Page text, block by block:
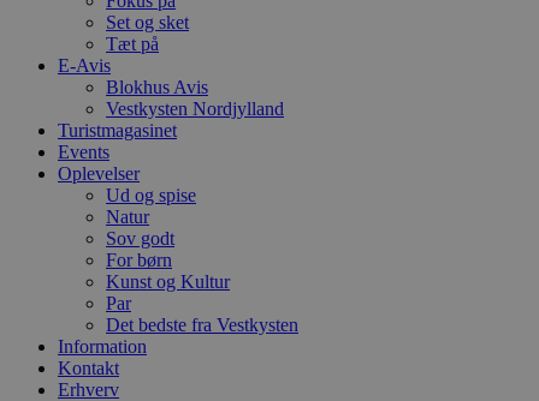
Set og sket
Tæt på
E-Avis
Blokhus Avis
Vestkysten Nordjylland
Turistmagasinet
Events
Oplevelser
Ud og spise
Natur
Sov godt
For børn
Kunst og Kultur
Par
Det bedste fra Vestkysten
Information
Kontakt
Erhverv